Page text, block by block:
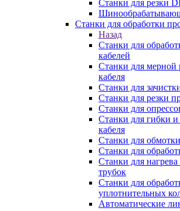
Станки для резки
Станки для обработки
Назад
Станки для
кабелей
Станки для мерной
кабеля
Станки для
Станки для резки
Станки для
Станки для гибки
кабеля
Станки для
Станки для
Станки для
трубок
Станки для
уплотнительных
Автоматические